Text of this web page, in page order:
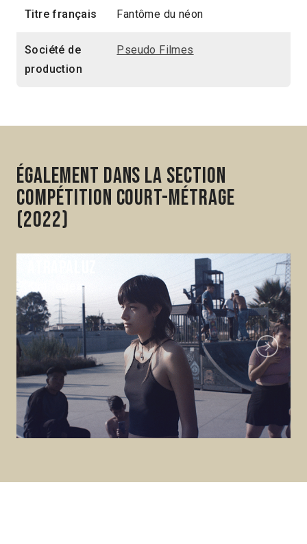
Titre français Fantôme du néon
Société de
production
Pseudo Filmes
Également dans la section
Compétition Court-métrage
(2022)
Kim Torres
Next